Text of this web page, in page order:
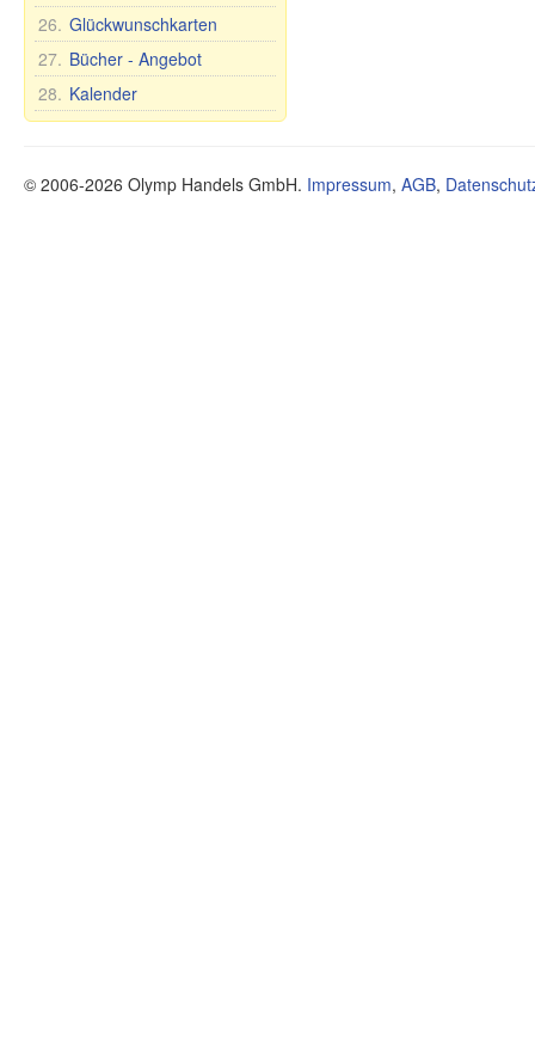
Tee- und Tafelsets für 6
Personen
26. Glückwunschkarten
27. Bücher - Angebot
28. Kalender
© 2006-2026 Olymp Handels GmbH. Impressum, AGB,